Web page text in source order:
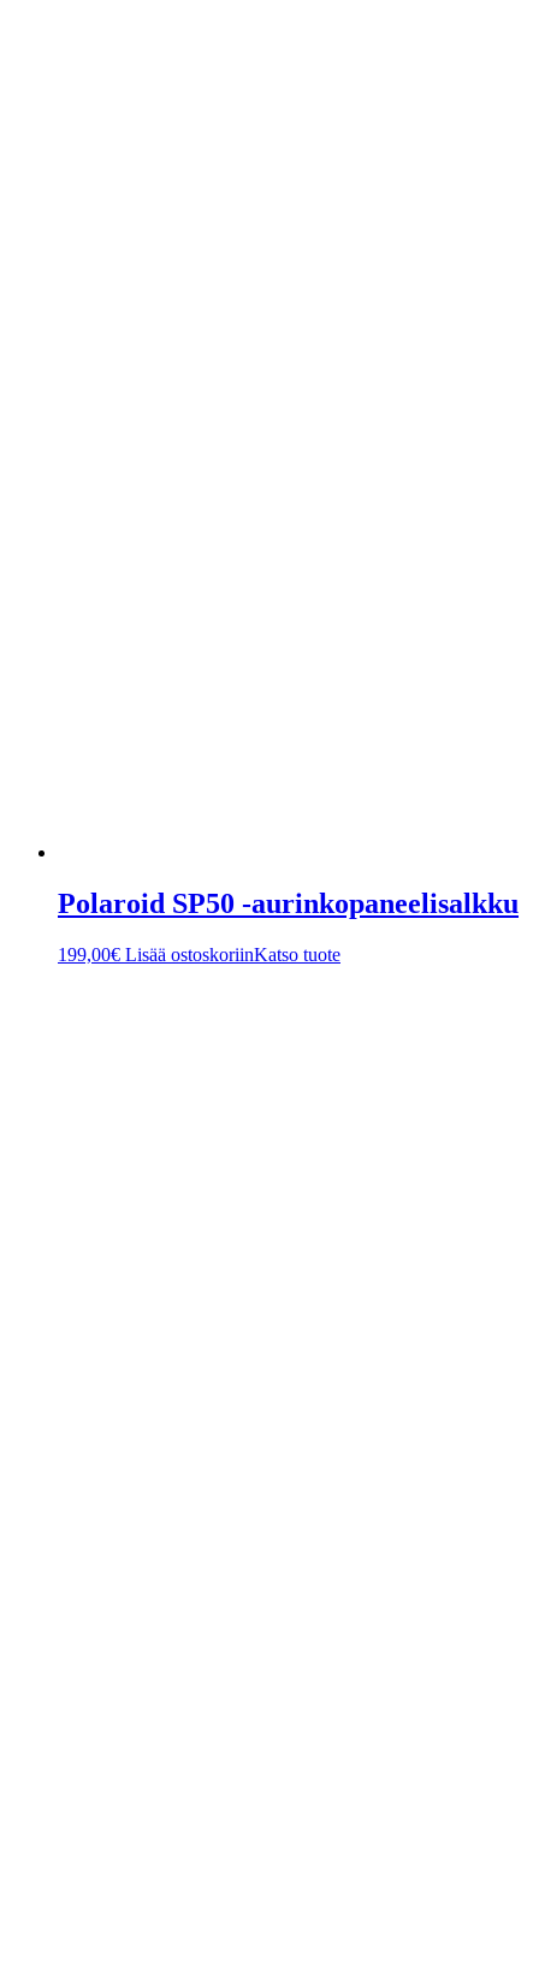
Polaroid SP50 -aurinkopaneelisalkku
199,00€ Lisää ostoskoriinKatso tuote